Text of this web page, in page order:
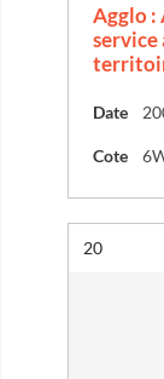
Agglo :
service
Date
Cote
Résultat n°
20